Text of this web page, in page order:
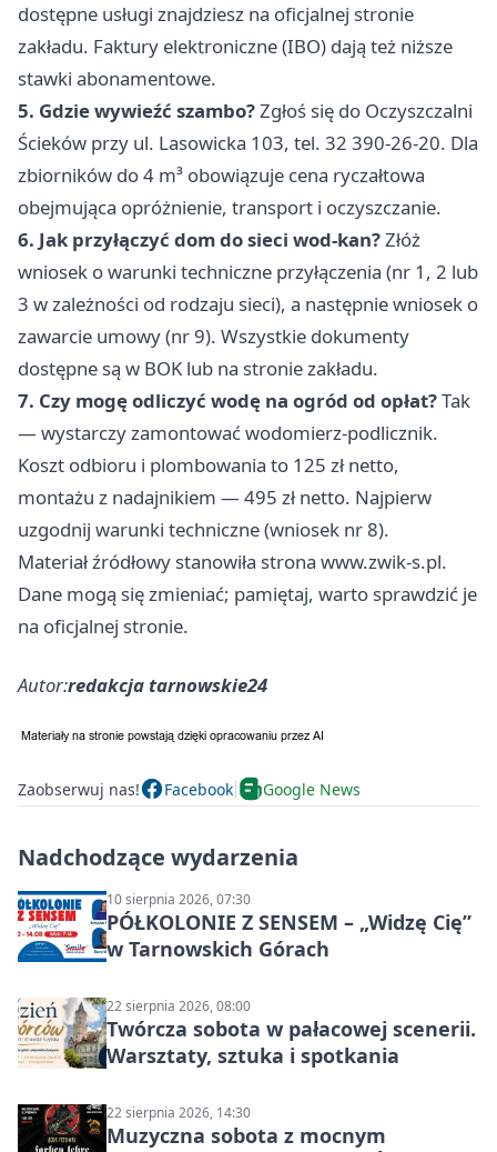
dostępne usługi znajdziesz na oficjalnej stronie
zakładu. Faktury elektroniczne (IBO) dają też niższe
stawki abonamentowe.
5. Gdzie wywieźć szambo?Zgłoś się do Oczyszczalni
Ścieków przy ul. Lasowicka 103, tel. 32 390-26-20. Dla
zbiorników do 4 m³ obowiązuje cena ryczałtowa
obejmująca opróżnienie, transport i oczyszczanie.
6. Jak przyłączyć dom do sieci wod-kan?Złóż
wniosek o warunki techniczne przyłączenia (nr 1, 2 lub
3 w zależności od rodzaju sieci), a następnie wniosek o
zawarcie umowy (nr 9). Wszystkie dokumenty
dostępne są w BOK lub na stronie zakładu.
7. Czy mogę odliczyć wodę na ogród od opłat?Tak
— wystarczy zamontować wodomierz-podlicznik.
Koszt odbioru i plombowania to 125 zł netto,
montażu z nadajnikiem — 495 zł netto. Najpierw
uzgodnij warunki techniczne (wniosek nr 8).
Materiał źródłowy stanowiła strona www.zwik-s.pl.
Dane mogą się zmieniać; pamiętaj, warto sprawdzić je
na oficjalnej stronie.
Autor:redakcja tarnowskie24
Zaobserwuj nas! Facebook Google News
Nadchodzące wydarzenia
10 sierpnia 2026, 07:30
PÓŁKOLONIE Z SENSEM – „Widzę Cię”
w Tarnowskich Górach
22 sierpnia 2026, 08:00
Twórcza sobota w pałacowej scenerii.
Warsztaty, sztuka i spotkania
22 sierpnia 2026, 14:30
Muzyczna sobota z mocnym